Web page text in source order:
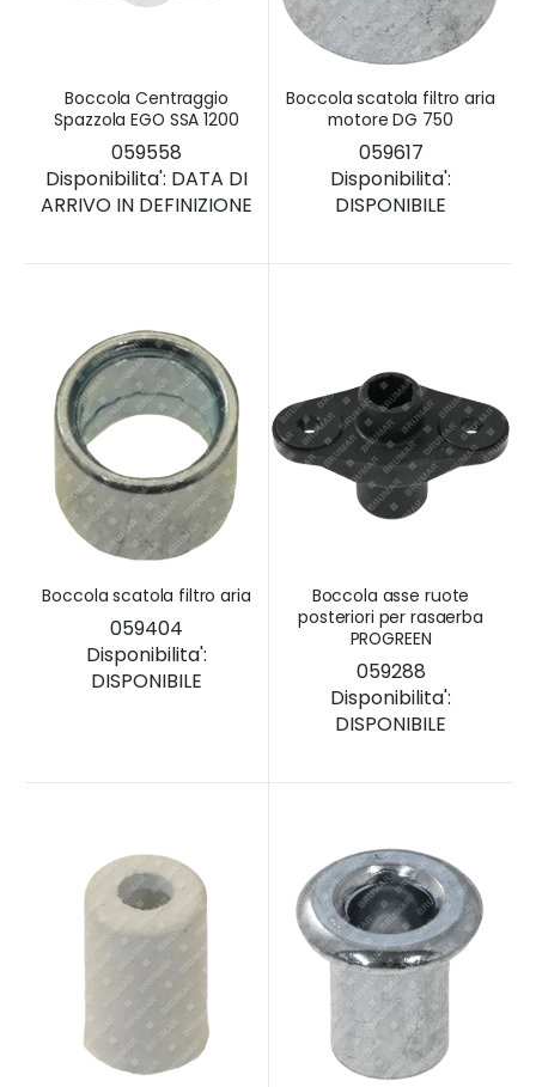
Boccola Centraggio
Spazzola EGO SSA 1200
059558
Disponibilita': DATA DI
ARRIVO IN DEFINIZIONE
Boccola scatola filtro aria
motore DG 750
059617
Disponibilita':
DISPONIBILE
Boccola scatola filtro aria
059404
Disponibilita':
DISPONIBILE
Boccola asse ruote
posteriori per rasaerba
PROGREEN
059288
Disponibilita':
DISPONIBILE